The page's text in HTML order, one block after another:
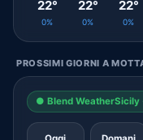
22°
0%
22°
0%
22°
0%
PROSSIMI GIORNI A
● Blend WeatherSicily